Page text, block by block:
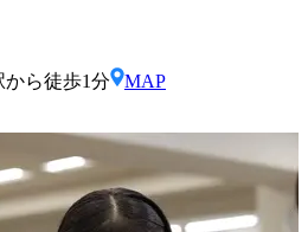
から徒歩1分 MAP